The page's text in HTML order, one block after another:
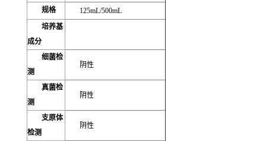
规格
125mL/500mL
培养基
成分
细菌检
测
阴性
真菌检
测
阴性
支原体
检测
阴性